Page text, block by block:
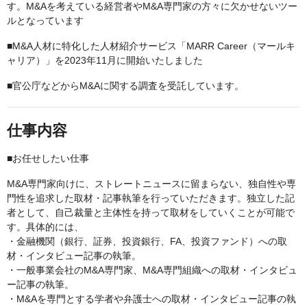
す。M&Aを考えている経営者やM&A専門家の方々に欠かせないツー
ルとなっています
■M&A人材に特化した人材紹介サービス「MARR Career（マールキ
ャリア）」を2023年11月に開始いたしました
■官公庁などからM&Aに関する調査を受託しています。
仕事内容
■お任せしたい仕事
M&A専門家向けに、ストレートニュースに留まらない、独自性や専
門性を追求した取材・記事執筆を行っていただきます。独立した記
者として、自己裁量と主体性を持って取材をしていくことが可能で
す。具体的には、
・金融機関（銀行、証券、投資銀行、FA、投資ファンド）への取
材・インタビュー記事の執筆。
・一般事業会社のM&A専門家、M&A専門組織への取材・インタビュ
ー記事の執筆。
・M&Aを専門とする学者や弁護士への取材・インタビュー記事の執